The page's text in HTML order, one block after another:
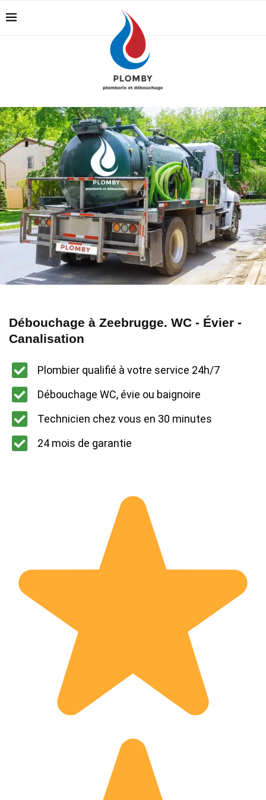
Débouchage à Zeebrugge. WC - Évier -
Canalisation
Plombier qualifié à votre service 24h/7
Débouchage WC, évie ou baignoire
Technicien chez vous en 30 minutes
24 mois de garantie